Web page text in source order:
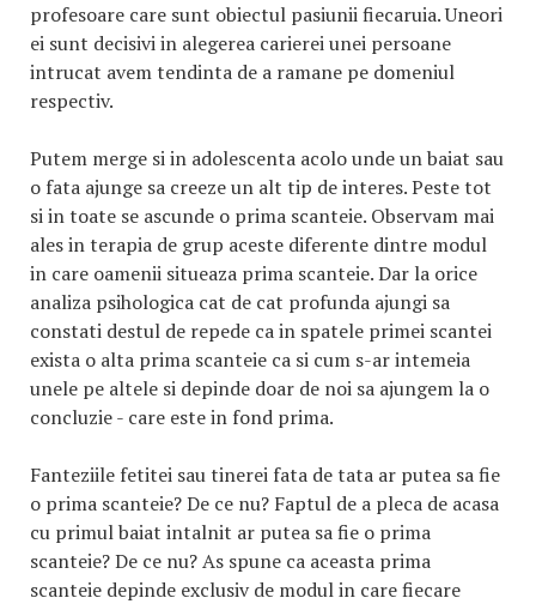
profesoare care sunt obiectul pasiunii fiecaruia. Uneori
ei sunt decisivi in alegerea carierei unei persoane
intrucat avem tendinta de a ramane pe domeniul
respectiv.
Putem merge si in adolescenta acolo unde un baiat sau
o fata ajunge sa creeze un alt tip de interes. Peste tot
si in toate se ascunde o prima scanteie. Observam mai
ales in terapia de grup aceste diferente dintre modul
in care oamenii situeaza prima scanteie. Dar la orice
analiza psihologica cat de cat profunda ajungi sa
constati destul de repede ca in spatele primei scantei
exista o alta prima scanteie ca si cum s-ar intemeia
unele pe altele si depinde doar de noi sa ajungem la o
concluzie - care este in fond prima.
Fanteziile fetitei sau tinerei fata de tata ar putea sa fie
o prima scanteie? De ce nu? Faptul de a pleca de acasa
cu primul baiat intalnit ar putea sa fie o prima
scanteie? De ce nu? As spune ca aceasta prima
scanteie depinde exclusiv de modul in care fiecare